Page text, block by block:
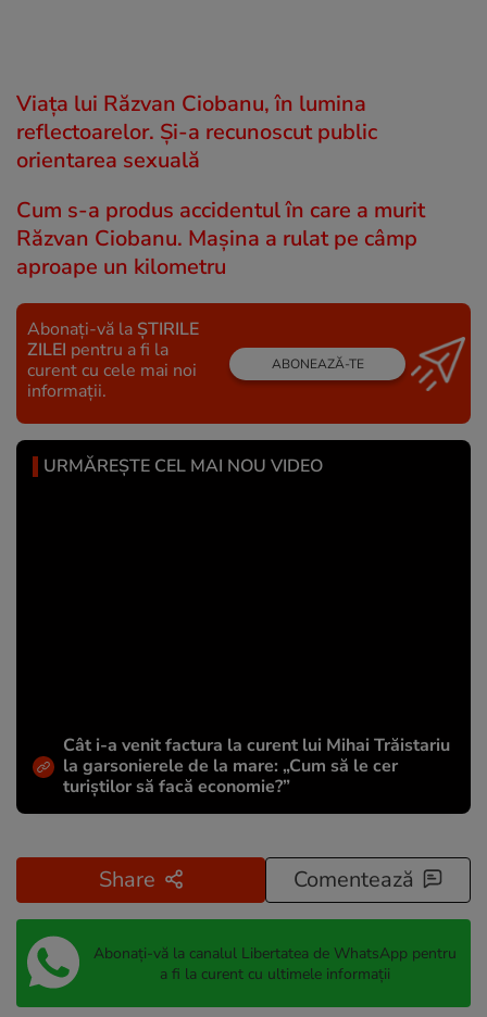
Viața lui Răzvan Ciobanu, în lumina
reflectoarelor. Și-a recunoscut public
orientarea sexuală
Cum s-a produs accidentul în care a murit
Răzvan Ciobanu. Mașina a rulat pe câmp
aproape un kilometru
Abonați-vă la ȘTIRILE
ZILEI pentru a fi la
curent cu cele mai noi
informații.
ABONEAZĂ-TE
URMĂREȘTE CEL MAI NOU VIDEO
Cât i-a venit factura la curent lui Mihai Trăistariu
la garsonierele de la mare: „Cum să le cer
turiștilor să facă economie?”
Share Comentează
Abonați-vă la canalul Libertatea de WhatsApp pentru
a fi la curent cu ultimele informații